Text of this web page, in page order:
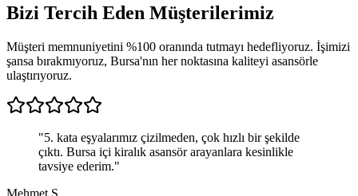
Bizi Tercih Eden Müşterilerimiz
Müşteri memnuniyetini %100 oranında tutmayı hedefliyoruz. İşimizi
şansa bırakmıyoruz, Bursa'nın her noktasına kaliteyi asansörle
ulaştırıyoruz.
"5. kata eşyalarımız çizilmeden, çok hızlı bir şekilde
çıktı. Bursa içi kiralık asansör arayanlara kesinlikle
tavsiye ederim."
Mehmet S.